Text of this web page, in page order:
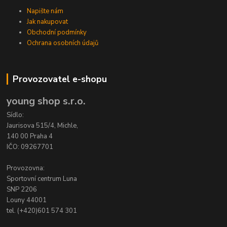
Napište nám
Jak nakupovat
Obchodní podmínky
Ochrana osobních údajů
Provozovatel e-shopu
young shop s.r.o.
Sídlo:
Jaurisova 515/4, Michle,
140 00 Praha 4
IČO: 09267701
Provozovna:
Sportovní centrum Luna
SNP 2206
Louny 44001
tel. (+420)601 574 301